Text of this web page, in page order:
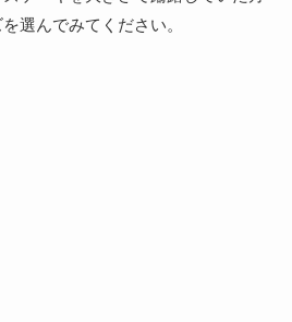
選んでみてください。